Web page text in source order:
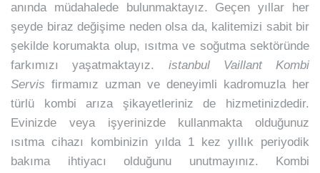
anında müdahalede bulunmaktayız. Geçen yıllar her
şeyde biraz değişime neden olsa da, kalitemizi sabit bir
şekilde korumakta olup, ısıtma ve soğutma sektöründe
farkımızı yaşatmaktayız. istanbul Vaillant Kombi
Servis firmamız uzman ve deneyimli kadromuzla her
türlü kombi arıza şikayetleriniz de hizmetinizdedir.
Evinizde veya işyerinizde kullanmakta olduğunuz
ısıtma cihazı kombinizin yılda 1 kez yıllık periyodik
bakıma ihtiyacı olduğunu unutmayınız. Kombi